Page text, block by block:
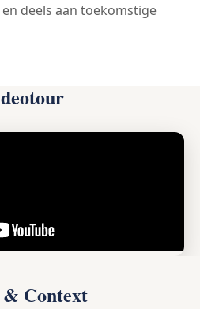
deels aan toekomstige
Context